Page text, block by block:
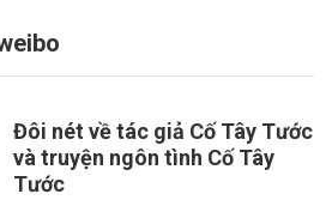
Đôi nét về tác giả Cố Tây Tước
và truyện ngôn tình Cố Tây
Tước